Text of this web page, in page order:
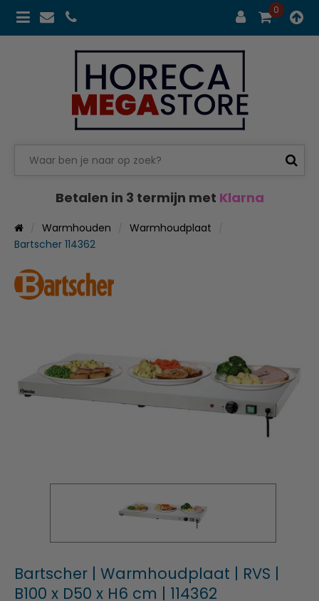
0
Betalen in 3 termijn met Klarna
Warmhouden
Warmhoudplaat
Bartscher 114362
Bartscher | Warmhoudplaat | RVS |
B100 x D50 x H6 cm | 114362